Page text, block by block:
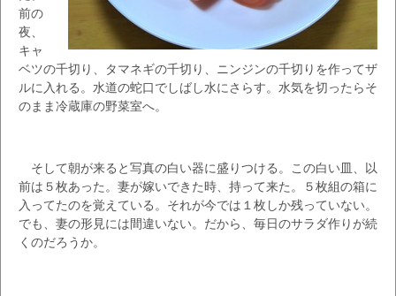
前の
夜、
キャ
ベツの千切り、タマネギの千切り、ニンジンの千切りを作ってザ
ルに入れる。水道の蛇口でしばし水にさらす。水気を切ったらそ
のまま冷蔵庫の野菜室へ。
そして朝が来ると写真の白い器に盛りつける。この白い皿、以
前は５枚あった。妻が嫁いできた時、持って来た。５枚組の箱に
入ってたのを覚えている。それが今では１枚しか残っていない。
でも、妻の形見には間違いない。だから、毎日のサラダ作りが続
くのだろうか。